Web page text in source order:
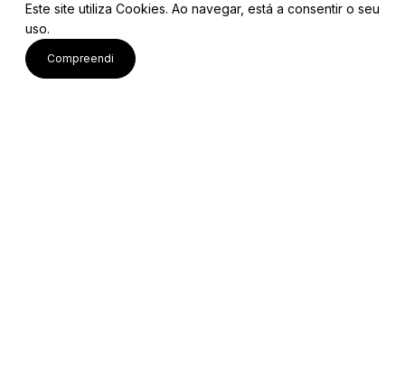
Este site utiliza Cookies. Ao navegar, está a consentir o seu
uso.
Compreendi
Links
Mapa do Site
Equipa